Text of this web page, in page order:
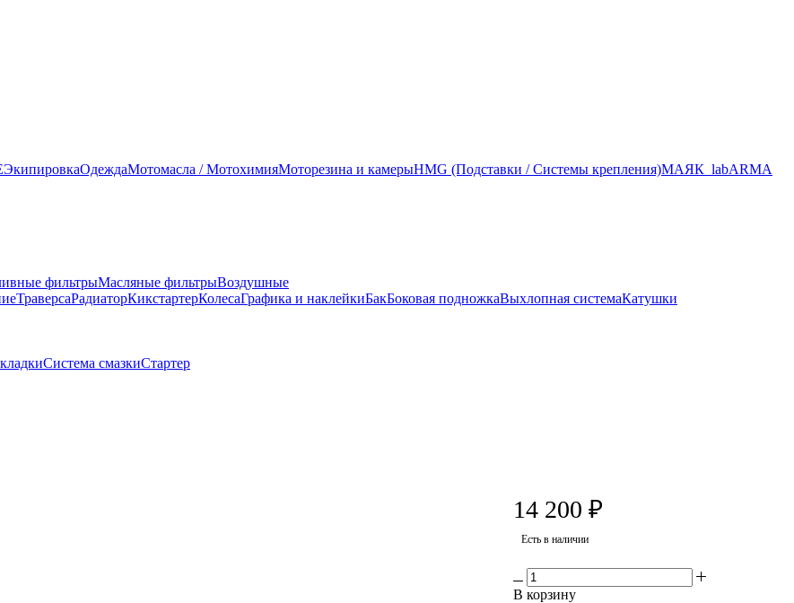
ЭкипировкаОдеждаМотомасла / МотохимияМоторезина и камерыHMG (Подставки / Системы крепления)МАЯК_labARMA
фильтрыМасляные фильтрыВоздушные
ТраверсаРадиаторКикстартерКолесаГрафика и наклейкиБакБоковая подножкаВыхлопная системаКатушки
Система смазкиСтартер
14 200 ₽
Есть в наличии
В корзину